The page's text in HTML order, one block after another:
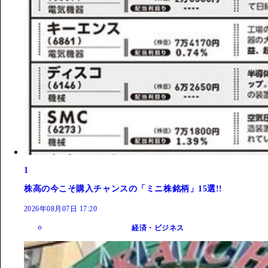
1
株高の今こそ購入チャンスの「ミニ株銘柄」15選!!
2026年08月07日 17:20
経済・ビジネス